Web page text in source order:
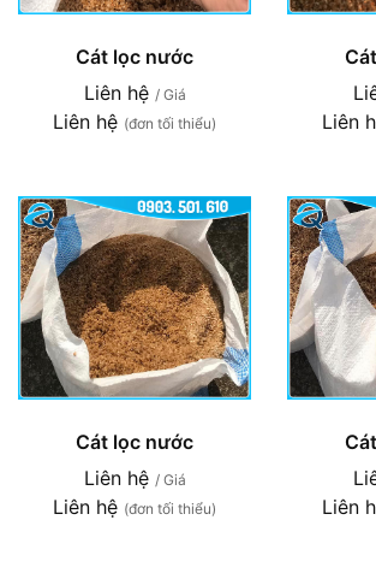
Cát lọc nước
Liên hệ / Giá
Liên hệ (đơn tối thiểu) Liên
Cát lọc nước
Liên hệ / Giá
Liên hệ (đơn tối thiểu) Liên